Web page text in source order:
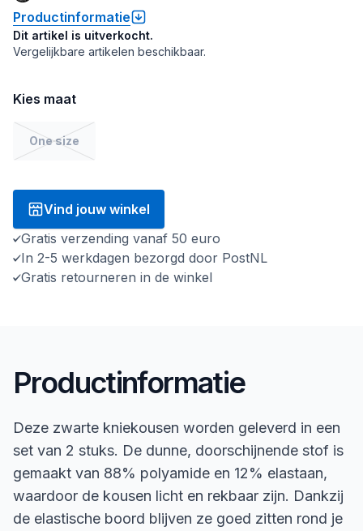
Productinformatie
Dit artikel is uitverkocht.
Vergelijkbare artikelen beschikbaar.
Kies maat
One size
Vind jouw winkel
Gratis verzending vanaf 50 euro
In 2-5 werkdagen bezorgd door PostNL
Gratis retourneren in de winkel
Productinformatie
Deze zwarte kniekousen worden geleverd in een
set van 2 stuks. De dunne, doorschijnende stof is
gemaakt van 88% polyamide en 12% elastaan,
waardoor de kousen licht en rekbaar zijn. Dankzij
de elastische boord blijven ze goed zitten rond je